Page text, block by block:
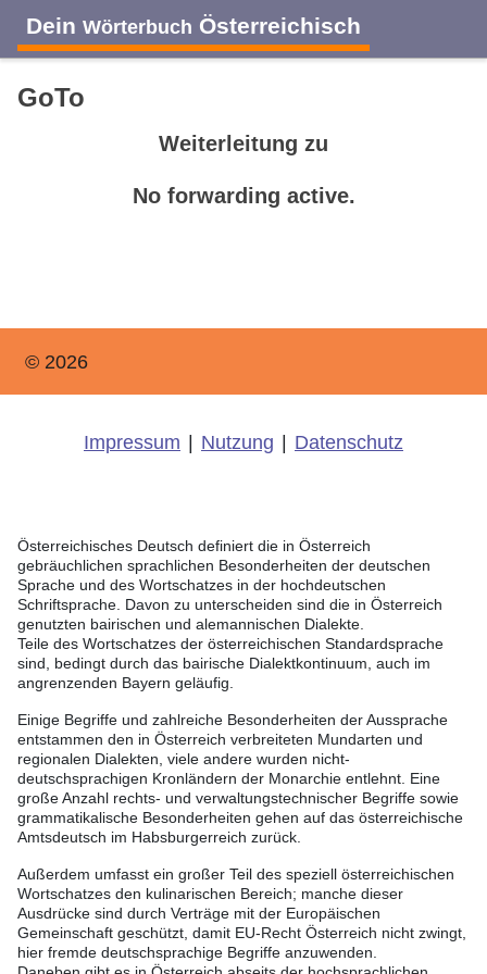
Dein Wörterbuch Österreichisch
GoTo
Weiterleitung zu
No forwarding active.
© 2026
Impressum Nutzung Datenschutz
Österreichisches Deutsch definiert die in Österreich
gebräuchlichen sprachlichen Besonderheiten der deutschen
Sprache und des Wortschatzes in der hochdeutschen
Schriftsprache. Davon zu unterscheiden sind die in Österreich
genutzten bairischen und alemannischen Dialekte.
Teile des Wortschatzes der österreichischen Standardsprache
sind, bedingt durch das bairische Dialektkontinuum, auch im
angrenzenden Bayern geläufig.
Einige Begriffe und zahlreiche Besonderheiten der Aussprache
entstammen den in Österreich verbreiteten Mundarten und
regionalen Dialekten, viele andere wurden nicht-
deutschsprachigen Kronländern der Monarchie entlehnt. Eine
große Anzahl rechts- und verwaltungstechnischer Begriffe sowie
grammatikalische Besonderheiten gehen auf das österreichische
Amtsdeutsch im Habsburgerreich zurück.
Außerdem umfasst ein großer Teil des speziell österreichischen
Wortschatzes den kulinarischen Bereich; manche dieser
Ausdrücke sind durch Verträge mit der Europäischen
Gemeinschaft geschützt, damit EU-Recht Österreich nicht zwingt,
hier fremde deutschsprachige Begriffe anzuwenden.